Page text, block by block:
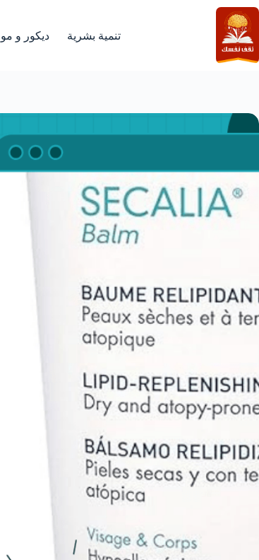
التجاوز
إلى
المحتوى
تنمية بشرية ديكور و